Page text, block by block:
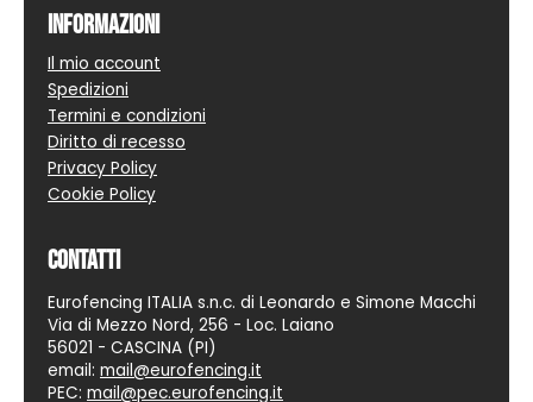
Informazioni
Il mio account
Spedizioni
Termini e condizioni
Diritto di recesso
Privacy Policy
Cookie Policy
Contatti
Eurofencing ITALIA s.n.c. di Leonardo e Simone Macchi
Via di Mezzo Nord, 256 - Loc. Laiano
56021 - CASCINA (PI)
email: mail@eurofencing.it
PEC: mail@pec.eurofencing.it